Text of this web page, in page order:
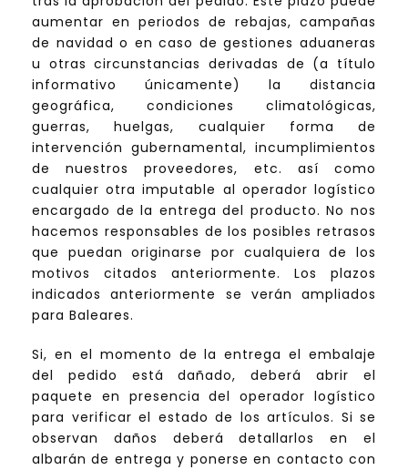
aumentar en periodos de rebajas, campañas
de navidad o en caso de gestiones aduaneras
u otras circunstancias derivadas de (a título
informativo únicamente) la distancia
geográfica, condiciones climatológicas,
guerras, huelgas, cualquier forma de
intervención gubernamental, incumplimientos
de nuestros proveedores, etc. así como
cualquier otra imputable al operador logístico
encargado de la entrega del producto. No nos
hacemos responsables de los posibles retrasos
que puedan originarse por cualquiera de los
motivos citados anteriormente. Los plazos
indicados anteriormente se verán ampliados
para Baleares.
Si, en el momento de la entrega el embalaje
del pedido está dañado, deberá abrir el
paquete en presencia del operador logístico
para verificar el estado de los artículos. Si se
observan daños deberá detallarlos en el
albarán de entrega y ponerse en contacto con